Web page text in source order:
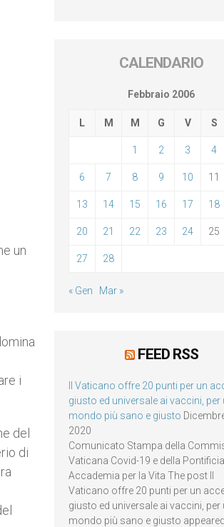
un
i
del
di
CALENDARIO
Febbraio 2006
L M M G V S
1 2 3 4
6 7 8 9 10 11
13 14 15 16 17 18
20 21 22 23 24 25
27 28
« Gen Mar »
FEED RSS
Il Vaticano offre 20 punti per un
giusto ed universale ai vaccini, per
mondo più sano e giusto
2020
Comunicato Stampa della
Vaticana Covid-19 e della Pontificia
Accademia per la Vita The post Il
Vaticano offre 20 punti per un
giusto ed universale ai vaccini, per
mondo più sano e giusto